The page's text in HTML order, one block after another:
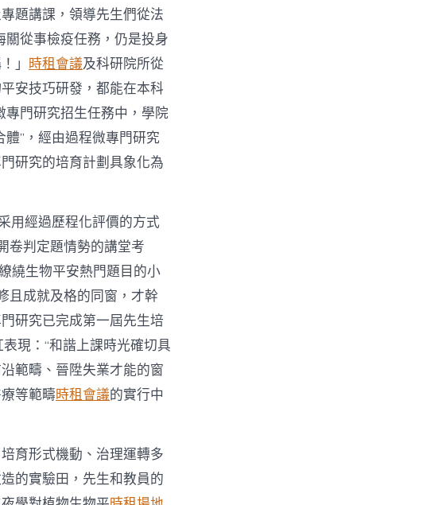
題講課，領導先生們從法
從事檢疫任務，仍是投身
」 時租會議及科研院所從
安技巧研發，都能在本科
專門研究招生任務中，學院
”，經由過程微專門研究
研究的培育計劃具象化為
用經過歷程化評價的方式
卷判定題情勢的講堂考
繞生物平安熱門題目的小
且成就及格的同窗，才幹
研究已完成第一屆先生培
現：“和諧上課時光確切具
範疇、晉陞失業才能的窗
等範疇時租會議的實行中
育形式機動、治理運轉多
的實驗田，先生和教員的